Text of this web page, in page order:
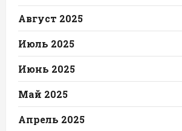
Август 2025
Июль 2025
Июнь 2025
Май 2025
Апрель 2025